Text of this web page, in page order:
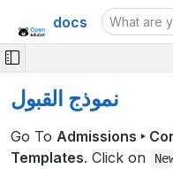
docs
نموذج القبول
Go To Admissions ‣
Templates. Click on